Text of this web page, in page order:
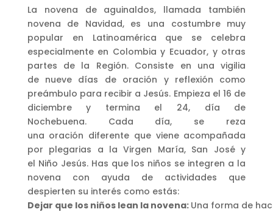
La novena de aguinaldos, llamada también
novena de Navidad, es una costumbre muy
popular en Latinoamérica que se celebra
especialmente en Colombia y Ecuador, y otras
partes de la Región. Consiste en una vigilia
de nueve días de oración y reflexión como
preámbulo para recibir a Jesús. Empieza el 16 de
diciembre y termina el 24, día de
Nochebuena. Cada día, se reza
una oración diferente que viene acompañada
por plegarias a la Virgen María, San José y
el Niño Jesús. Has que los niños se integren a la
novena con ayuda de actividades que
despierten su interés como estás:
Dejar que los niños lean la novena: Una forma de